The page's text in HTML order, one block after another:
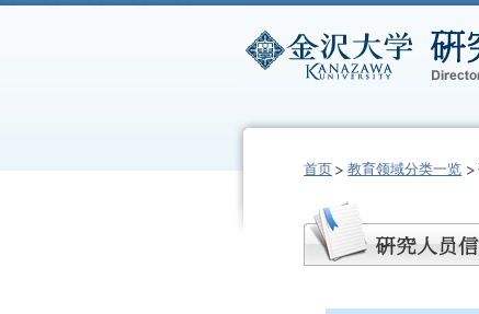
首页 教育领域分类一览